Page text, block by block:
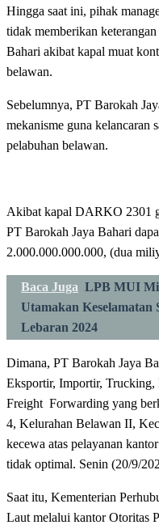
Hingga saat ini, pihak
tidak memberikan
Bahari akibat kapal muat
belawan.
Sebelumnya, PT Barokah
mekanisme guna kelancaran
pelabuhan belawan.
Akibat kapal DARKO 2301
PT Barokah Jaya Bahari
2.000.000.000.000, (dua
Baca Juga LPB MUI
Utamakan Keselamatan
Lebaran 2024
Dimana, PT Barokah Jaya
Eksportir, Importir,
Freight Forwarding yang
4, Kelurahan Belawan II,
kecewa atas pelayanan
tidak optimal. Senin (20/9/
Saat itu, Kementerian
Laut melalui kantor Otoritas